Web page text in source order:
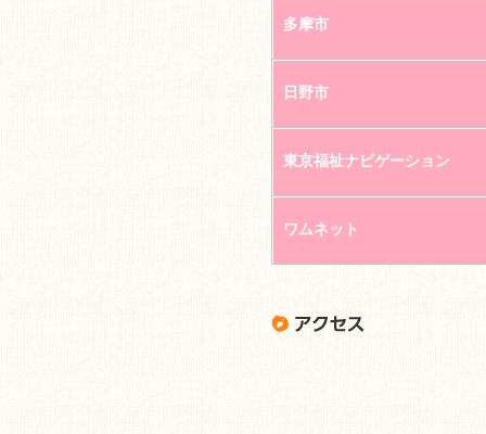
多摩市
日野市
東京福祉ナビゲーション
ワムネット